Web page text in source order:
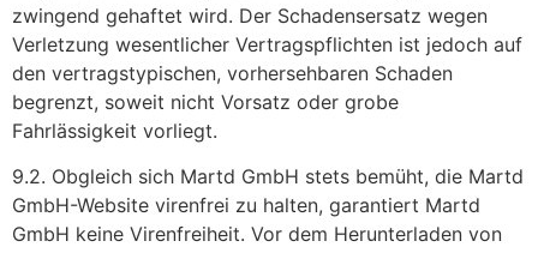
zwingend gehaftet wird. Der Schadensersatz wegen
Verletzung wesentlicher Vertragspflichten ist jedoch auf
den vertragstypischen, vorhersehbaren Schaden
begrenzt, soweit nicht Vorsatz oder grobe
Fahrlässigkeit vorliegt.
9.2. Obgleich sich Martd GmbH stets bemüht, die Martd
GmbH-Website virenfrei zu halten, garantiert Martd
GmbH keine Virenfreiheit. Vor dem Herunterladen von